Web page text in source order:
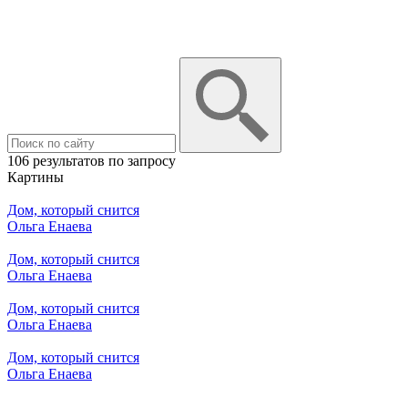
106 результатов по запросу
Картины
Дом, который снится
Ольга Енаева
Дом, который снится
Ольга Енаева
Дом, который снится
Ольга Енаева
Дом, который снится
Ольга Енаева